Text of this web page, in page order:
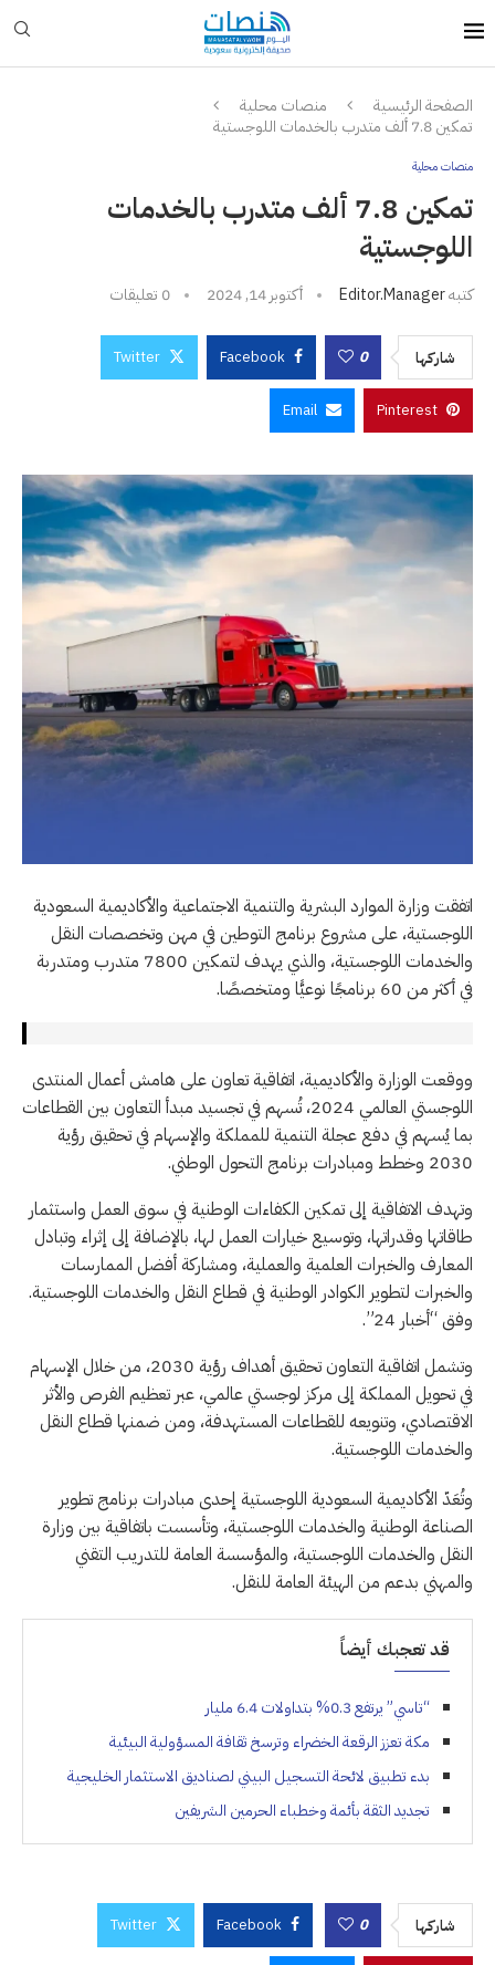
الصفحة الرئيسية
منصات محلية
تمكين 7.8 ألف متدرب بالخدمات اللوجستية
منصات محلية
تمكين 7.8 ألف متدرب بالخدمات
اللوجستية
كتبهEditor.manager أكتوبر 14, 2024 0 تعليقات
شاركها 0
Facebook
Twitter
Pinterest
Email
اتفقت وزارة الموارد البشرية والتنمية الاجتماعية والأكاديمية السعودية
اللوجستية، على مشروع برنامج التوطين في مهن وتخصصات النقل
والخدمات اللوجستية، والذي يهدف لتمكين 7800 متدرب ومتدربة
في أكثر من 60 برنامجًا نوعيًّا ومتخصصًا.
ووقعت الوزارة والأكاديمية، اتفاقية تعاون على هامش أعمال المنتدى
اللوجستي العالمي 2024، تُسهم في تجسيد مبدأ التعاون بين القطاعات
بما يُسهم في دفع عجلة التنمية للمملكة والإسهام في تحقيق رؤية
2030 وخطط ومبادرات برنامج التحول الوطني.
وتهدف الاتفاقية إلى تمكين الكفاءات الوطنية في سوق العمل واستثمار
طاقاتها وقدراتها، وتوسيع خيارات العمل لها، بالإضافة إلى إثراء وتبادل
المعارف والخبرات العلمية والعملية، ومشاركة أفضل الممارسات
والخبرات لتطوير الكوادر الوطنية في قطاع النقل والخدمات اللوجستية.
وفق “أخبار 24”.
وتشمل اتفاقية التعاون تحقيق أهداف رؤية 2030، من خلال الإسهام
في تحويل المملكة إلى مركز لوجستي عالمي، عبر تعظيم الفرص والأثر
الاقتصادي، وتنويعه للقطاعات المستهدفة، ومن ضمنها قطاع النقل
والخدمات اللوجستية.
وتُعَدّ الأكاديمية السعودية اللوجستية إحدى مبادرات برنامج تطوير
الصناعة الوطنية والخدمات اللوجستية، وتأسست باتفاقية بين وزارة
النقل والخدمات اللوجستية، والمؤسسة العامة للتدريب التقني
والمهني بدعم من الهيئة العامة للنقل.
قد تعجبك أيضاً
“تاسي” يرتفع 0.3% بتداولات 6.4 مليار
مكة تعزز الرقعة الخضراء وترسخ ثقافة المسؤولية البيئية
بدء تطبيق لائحة التسجيل البيني لصناديق الاستثمار الخليجية
تجديد الثقة بأئمة وخطباء الحرمين الشريفين
شاركها 0
Facebook
Twitter